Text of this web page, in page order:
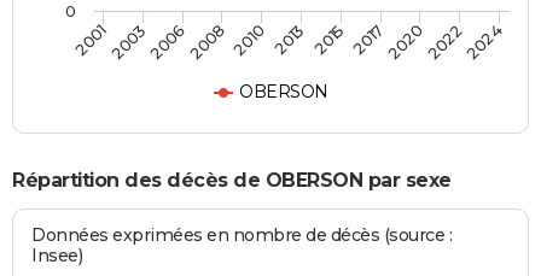
OBERSON
2001200320062008 2010 2013 2015 2017202020222024
0
Répartition des décès de OBERSON par sexe
Données exprimées en nombre de décès (source :
Insee)